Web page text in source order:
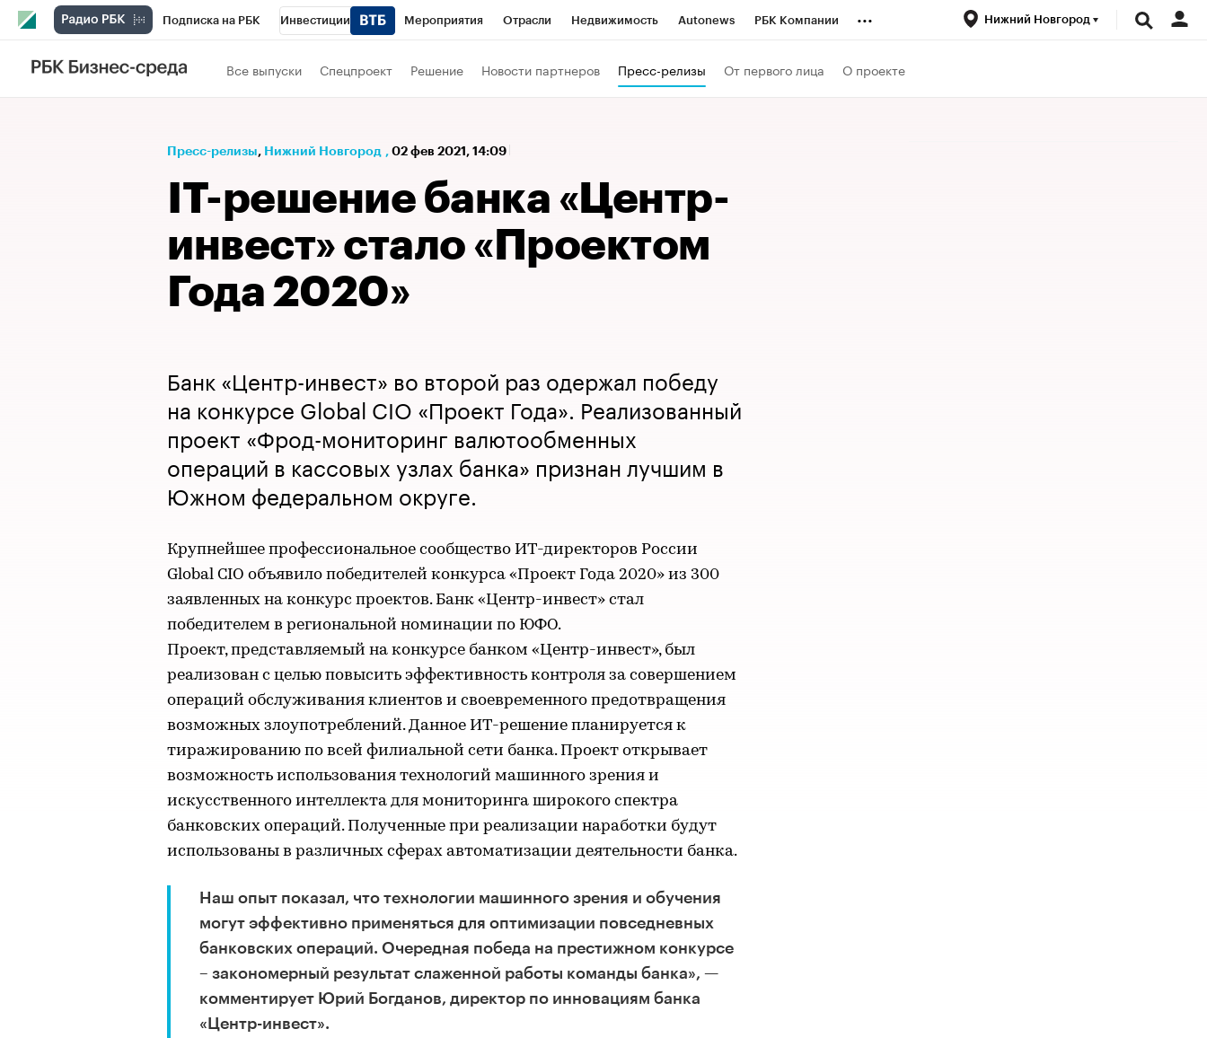
Подписка на РБК Инвестиции Мероприятия Отрасли Недвижимость Autonews РБК Компании
Телеканал
Спецпроекты Политика Бизнес
Рынок наличной валюты
... Нижний Новгород
Все выпуски Спецпроект Решение Новости партнеров Пресс-релизы От первого лица О проекте
Пресс-релизы⁠, Нижний Новгород , 02 фев 2021, 14:09
IT-решение банка «Центр-
инвест» стало «Проектом
Года 2020»
Банк «Центр-инвест» во второй раз одержал победу
на конкурсе Global CIO «Проект Года». Реализованный
проект «Фрод-мониторинг валютообменных
операций в кассовых узлах банка» признан лучшим в
Южном федеральном округе.
Крупнейшее профессиональное сообщество ИТ-директоров России
Global CIO объявило победителей конкурса «Проект Года 2020» из 300
заявленных на конкурс проектов. Банк «Центр-инвест» стал
победителем в региональной номинации по ЮФО.
Проект, представляемый на конкурсе банком «Центр-инвест», был
реализован с целью повысить эффективность контроля за совершением
операций обслуживания клиентов и своевременного предотвращения
возможных злоупотреблений. Данное ИТ-решение планируется к
тиражированию по всей филиальной сети банка. Проект открывает
возможность использования технологий машинного зрения и
искусственного интеллекта для мониторинга широкого спектра
банковских операций. Полученные при реализации наработки будут
использованы в различных сферах автоматизации деятельности банка.
Наш опыт показал, что технологии машинного зрения и обучения
могут эффективно применяться для оптимизации повседневных
банковских операций. Очередная победа на престижном конкурсе
– закономерный результат слаженной работы команды банка», —
комментирует Юрий Богданов, директор по инновациям банка
«Центр-инвест».